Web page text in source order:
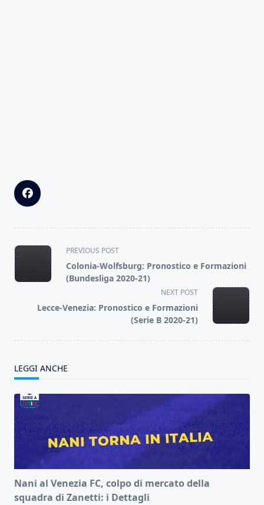
<span
class="nav-
subtitle
reader-
PREVIOUS POST
Colonia-Wolfsburg: Pronostico e Formazioni
(Bundesliga 2020-21)
NEXT POST
Lecce-Venezia: Pronostico e Formazioni
(Serie B 2020-21)
LEGGI ANCHE
Nani al Venezia FC, colpo di mercato della
squadra di Zanetti: i Dettagli